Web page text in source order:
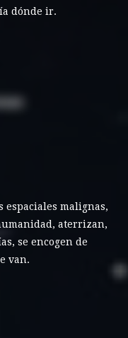
dónde ir.
malignas,
aterrizan,
se encogen de
van.